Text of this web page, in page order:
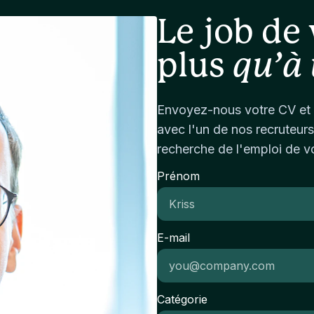
et
Le job de
plus
Envoyez-nous votre CV
avec l'un de nos
recherche de l'emploi de
Prénom
E-mail
Catégorie